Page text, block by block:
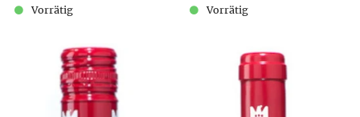
Vorrätig Vorrätig